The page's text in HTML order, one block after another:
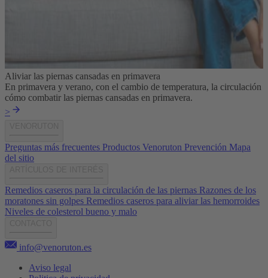
Aliviar las piernas cansadas en primavera
En primavera y verano, con el cambio de temperatura, la circulación
cómo combatir las piernas cansadas en primavera.
>
Preguntas más frecuentes Productos Venoruton Prevención Mapa
del sitio
Remedios caseros para la circulación de las piernas Razones de los
moratones sin golpes Remedios caseros para aliviar las hemorroides
Niveles de colesterol bueno y malo
info@venoruton.es
Aviso legal